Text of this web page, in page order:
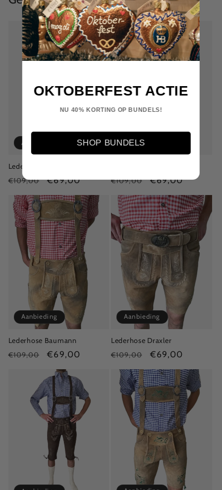
Aanbieding
Lederhose Meyer
Normale
€109,00 Aanbiedingsprijs
€69,00
Aanbieding
Normale
€109,00 Aanbiedingsprijs
€69,00
Aanbieding
Lederhose Baumann
Normale
€109,00 Aanbiedingsprijs
€69,00
Aanbieding
Lederhose Draxler
Normale
€109,00 Aanbiedingsprijs
€69,00
OKTOBERFEST ACTIE
NU 40% KORTING OP BUNDELS!
SHOP BUNDELS